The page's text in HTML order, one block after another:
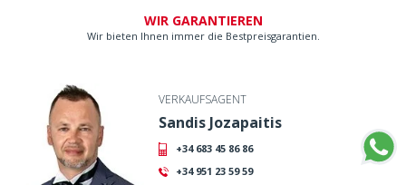
WIR GARANTIEREN
Wir bieten Ihnen immer die Bestpreisgarantien.
VERKAUFSAGENT
Sandis Jozapaitis
+34 683 45 86 86
+34 951 23 59 59